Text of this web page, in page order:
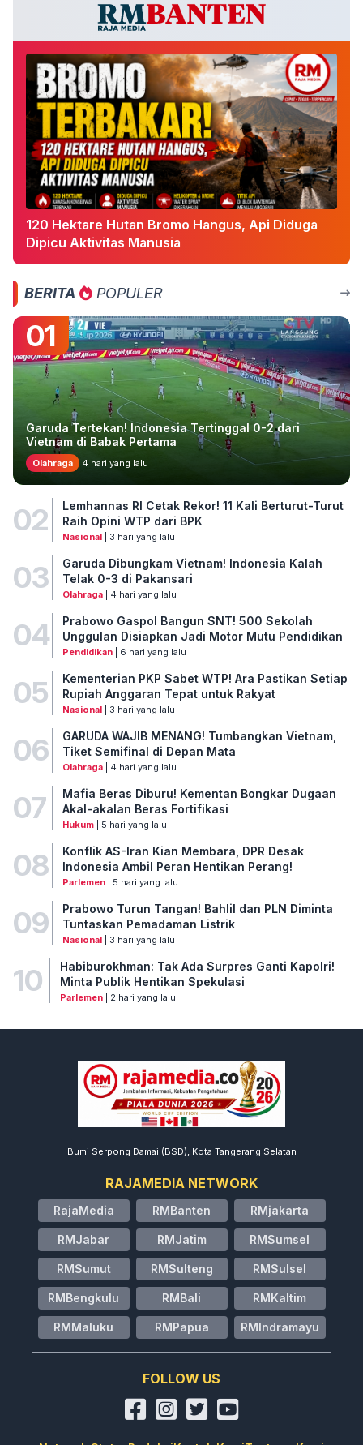
120 Hektare Hutan Bromo Hangus, Api Diduga
Dipicu Aktivitas Manusia
BERITA POPULER
01
Garuda Tertekan! Indonesia Tertinggal 0-2 dari
Vietnam di Babak Pertama
Olahraga 4 hari yang lalu
02
Lemhannas RI Cetak Rekor! 11 Kali Berturut-Turut
Raih Opini WTP dari BPK
Nasional| 3 hari yang lalu
03
Garuda Dibungkam Vietnam! Indonesia Kalah
Telak 0-3 di Pakansari
Olahraga| 4 hari yang lalu
04
Prabowo Gaspol Bangun SNT! 500 Sekolah
Unggulan Disiapkan Jadi Motor Mutu Pendidikan
Pendidikan| 6 hari yang lalu
05
Kementerian PKP Sabet WTP! Ara Pastikan Setiap
Rupiah Anggaran Tepat untuk Rakyat
Nasional| 3 hari yang lalu
06
GARUDA WAJIB MENANG! Tumbangkan Vietnam,
Tiket Semifinal di Depan Mata
Olahraga| 4 hari yang lalu
07
Mafia Beras Diburu! Kementan Bongkar Dugaan
Akal-akalan Beras Fortifikasi
Hukum| 5 hari yang lalu
08
Konflik AS-Iran Kian Membara, DPR Desak
Indonesia Ambil Peran Hentikan Perang!
Parlemen| 5 hari yang lalu
09
Prabowo Turun Tangan! Bahlil dan PLN Diminta
Tuntaskan Pemadaman Listrik
Nasional| 3 hari yang lalu
10
Habiburokhman: Tak Ada Surpres Ganti Kapolri!
Minta Publik Hentikan Spekulasi
Parlemen| 2 hari yang lalu
Bumi Serpong Damai (BSD), Kota Tangerang Selatan
RAJAMEDIA NETWORK
RajaMedia RMBanten RMjakarta
RMJabar RMJatim RMSumsel
RMSumut RMSulteng RMSulsel
RMBengkulu RMBali RMKaltim
RMMaluku RMPapua RMIndramayu
FOLLOW US